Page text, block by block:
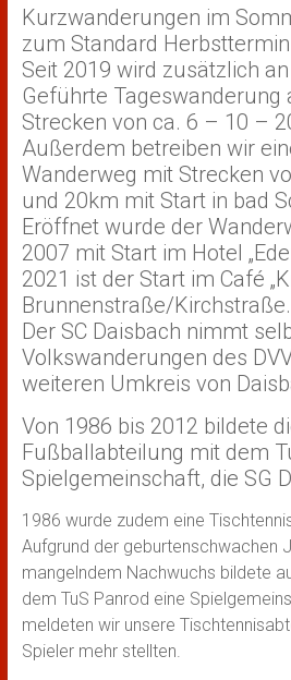
Kurzwanderungen im
zum Standard
Seit 2019 wird zusätzlich
Geführte Tageswanderung
Strecken von ca. 6 – 10 –
Außerdem betreiben wir
Wanderweg mit Strecken
und 20km mit Start in bad
Eröffnet wurde der
2007 mit Start im Hotel
2021 ist der Start im Café
Brunnenstraße/Kirchstraße.
Der SC Daisbach nimmt
Volkswanderungen des
weiteren Umkreis von
Von 1986 bis 2012 bildete
Fußballabteilung mit dem
Spielgemeinschaft, die SG
1986 wurde zudem eine
Aufgrund der geburtenschwachen
mangelndem Nachwuchs bildete
dem TuS Panrod eine
meldeten wir unsere
Spieler mehr stellten.